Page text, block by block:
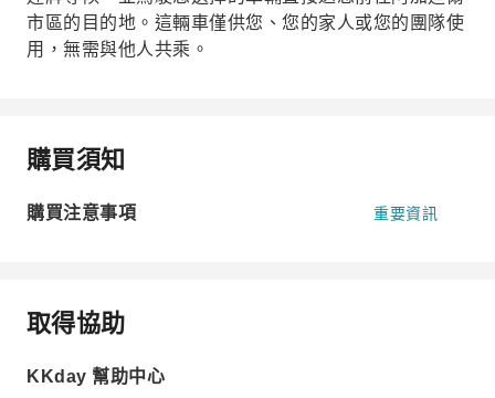
市區的目的地。這輛車僅供您、您的家人或您的團隊使
用，無需與他人共乘。
購買須知
購買注意事項 重要資訊
取得協助
KKday 幫助中心